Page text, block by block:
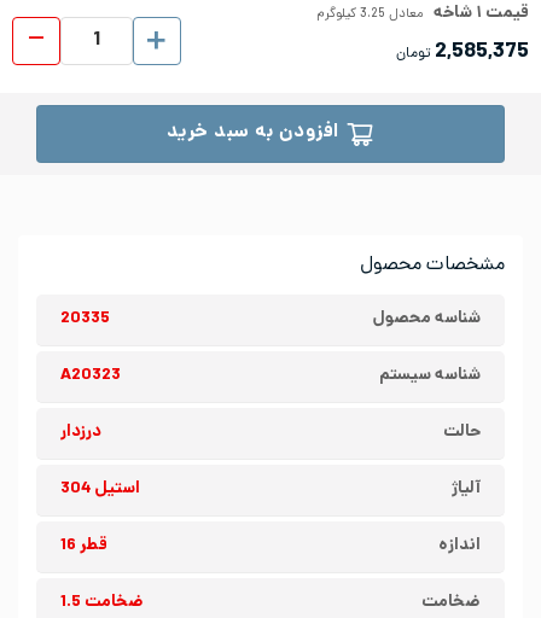
مشخصات محصول
شناسه محصول 20335
شناسه سیستم A20323
حالت درزدار
آلیاژ استیل 304
اندازه قطر 16
ضخامت ضخامت 1.5
قیمت ۱شاخه معادل 3.25کیلوگرم
2,585,375 تومان
افزودن به سبد خرید